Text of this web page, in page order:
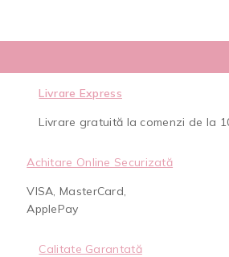
Livrare Express
Livrare gratuită la comenzi de la
Achitare Online Securizată
VISA, MasterCard,
ApplePay
Calitate Garantată